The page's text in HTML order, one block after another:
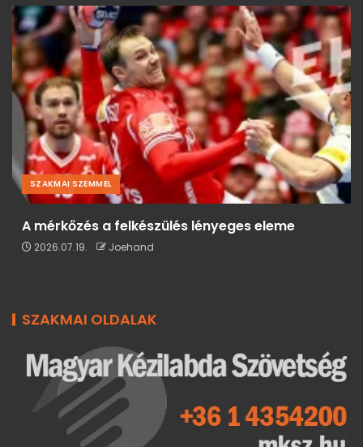
SZAKMAI SZEMMEL
A mérkőzés a felkészülés lényeges eleme
2026.07.19. Joehand
SZAKMAI OLDALAK